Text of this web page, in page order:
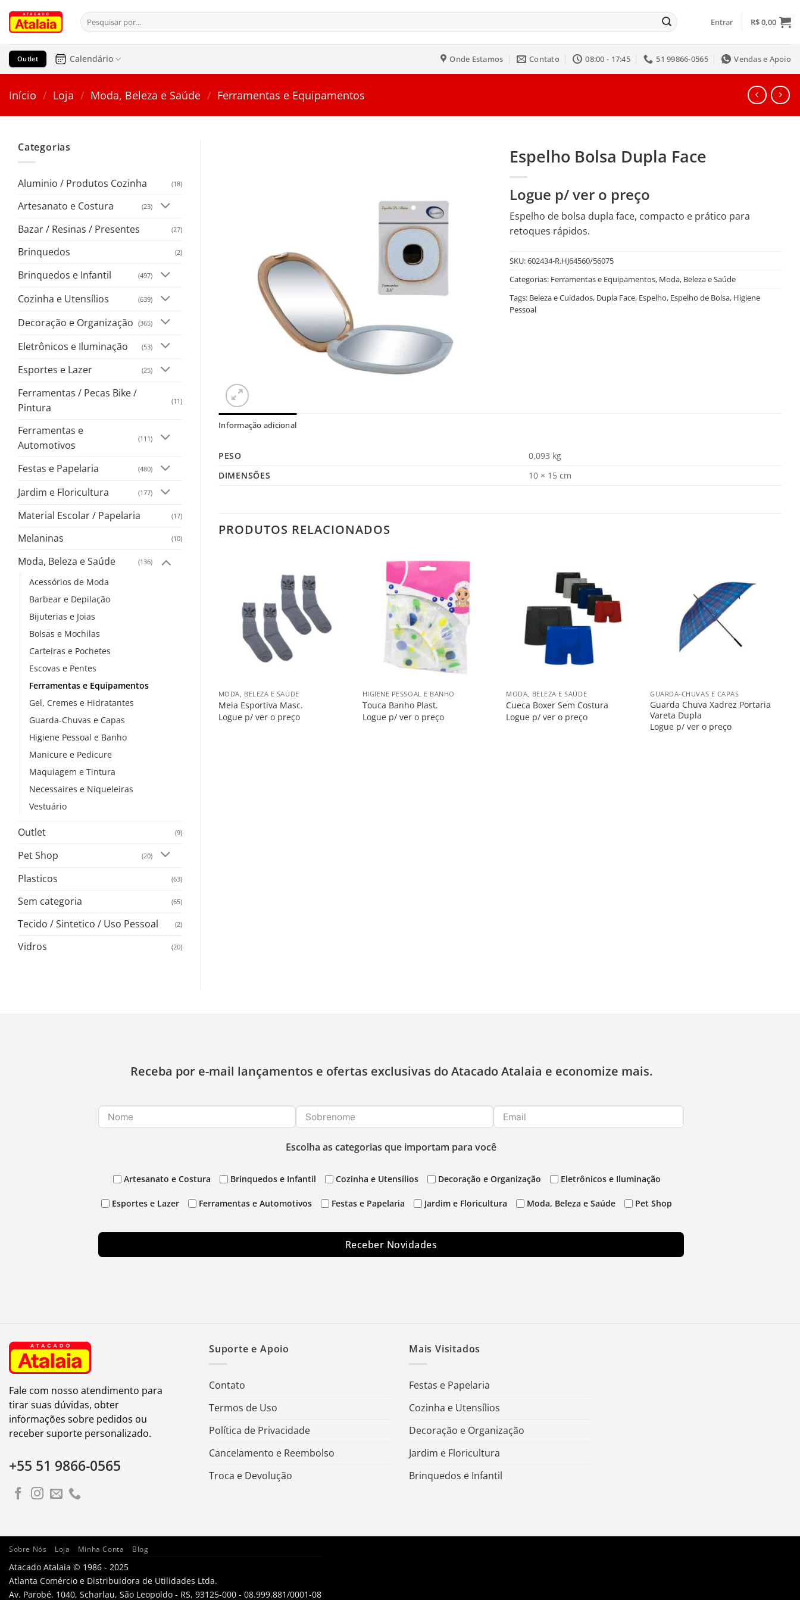
para
conteúdo
Pesquisar
por:
Entrar R$0,00
Outlet Calendário Onde Estamos Contato 08:00 - 17:45 51 99866-0565 Vendas e Apoio
Início / Loja / Moda, Beleza e Saúde / Ferramentas e Equipamentos
Categorias
Aluminio / Produtos Cozinha (18)
Artesanato e Costura (23)
Bazar / Resinas / Presentes (27)
Brinquedos (2)
Brinquedos e Infantil (497)
Cozinha e Utensílios (639)
Decoração e Organização (365)
Eletrônicos e Iluminação (53)
Esportes e Lazer (25)
Ferramentas / Pecas Bike /
Pintura
(11)
Ferramentas e
Automotivos
(111)
Festas e Papelaria (480)
Jardim e Floricultura (177)
Material Escolar / Papelaria (17)
Melaninas (10)
Moda, Beleza e Saúde (136)
Acessórios de Moda
Barbear e Depilação
Bijuterias e Joias
Bolsas e Mochilas
Carteiras e Pochetes
Escovas e Pentes
Ferramentas e Equipamentos
Gel, Cremes e Hidratantes
Guarda-Chuvas e Capas
Higiene Pessoal e Banho
Manicure e Pedicure
Maquiagem e Tintura
Necessaires e Niqueleiras
Vestuário
Outlet (9)
Pet Shop (20)
Plasticos (63)
Sem categoria (65)
Tecido / Sintetico / Uso Pessoal (2)
Vidros (20)
Espelho Bolsa Dupla Face
Logue p/ ver o preço
Espelho de bolsa dupla face, compacto e prático para
retoques rápidos.
SKU:602434-R.HJ64560/56075
Categorias: Ferramentas e Equipamentos, Moda, Beleza e Saúde
Tags: Beleza e Cuidados, Dupla Face, Espelho, Espelho de Bolsa, Higiene
Pessoal
Informação adicional
PESO
0,093 kg
DIMENSÕES
10 × 15 cm
PRODUTOS RELACIONADOS
MODA, BELEZA E SAÚDE
Meia Esportiva Masc.
Logue p/ ver o preço
Salvar
Lista
HIGIENE PESSOAL E BANHO
Touca Banho Plast.
Logue p/ ver o preço
Lista
MODA, BELEZA E SAÚDE
Cueca Boxer Sem Costura
Logue p/ ver o preço
Salvar
GUARDA-CHUVAS E CAPAS
Guarda Chuva Xadrez Portaria
Vareta Dupla
Logue p/ ver o preço
Receba por e-mail lançamentos e ofertas exclusivas do Atacado Atalaia e economize mais.
Escolha as categorias que importam para você
Artesanato e Costura Brinquedos e Infantil Cozinha e Utensílios Decoração e Organização Eletrônicos e Iluminação
Esportes e Lazer Ferramentas e Automotivos Festas e Papelaria Jardim e Floricultura Moda, Beleza e Saúde Pet Shop
Receber Novidades
Fale com nosso atendimento para
tirar suas dúvidas, obter
informações sobre pedidos ou
receber suporte personalizado.
+55 51 9866-0565
Suporte e Apoio
Contato
Termos de Uso
Política de Privacidade
Cancelamento e Reembolso
Troca e Devolução
Mais Visitados
Festas e Papelaria
Cozinha e Utensílios
Decoração e Organização
Jardim e Floricultura
Brinquedos e Infantil
Sobre Nós Loja Minha Conta Blog
Atacado Atalaia © 1986 - 2025
Atlanta Comércio e Distribuidora de Utilidades Ltda.
Av. Parobé, 1040, Scharlau, São Leopoldo - RS, 93125-000 - 08.999.881/0001-08